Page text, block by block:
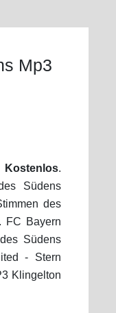
Mp3
.
Südens
des
FC Bayern
Südens
- Stern
Klingelton